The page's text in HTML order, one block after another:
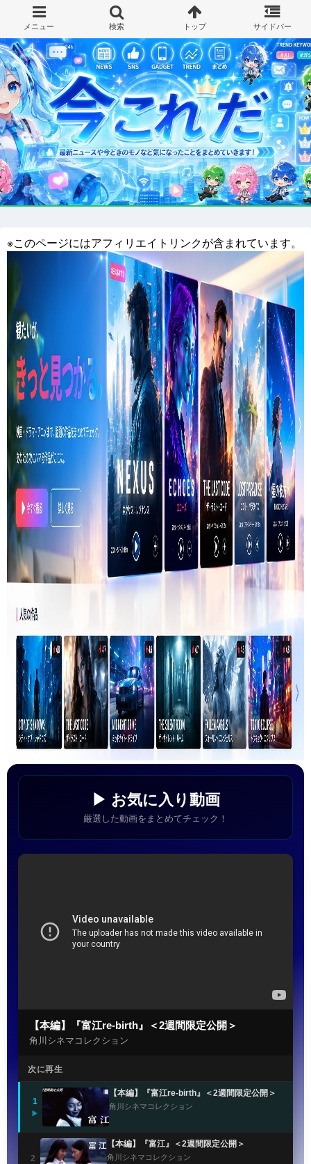
※このページにはアフィリエイトリンクが含まれています。
▶ お気に入り動画
厳選した動画をまとめてチェック！
【本編】『富江re-birth』＜2週間限定公開＞
角川シネマコレクション
次に再生
1
▶
【本編】『富江re-birth』＜2週間限定公開＞
角川シネマコレクション
2
【本編】『富江』＜2週間限定公開＞
角川シネマコレクション